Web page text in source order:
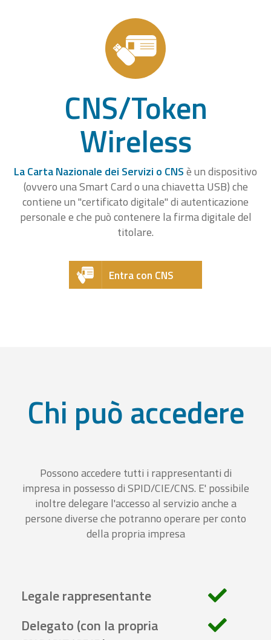
CNS/Token
Wireless
La Carta Nazionale dei Servizi o CNSè un dispositivo
(ovvero una Smart Card o una chiavetta USB) che
contiene un "certificato digitale" di autenticazione
personale e che può contenere la firma digitale del
titolare.
Entra con CNS
Chi può accedere
Possono accedere tutti i rappresentanti di
impresa in possesso di SPID/CIE/CNS. E' possibile
inoltre delegare l'accesso al servizio anche a
persone diverse che potranno operare per conto
della propria impresa
Legale rappresentante
Delegato (con la propria